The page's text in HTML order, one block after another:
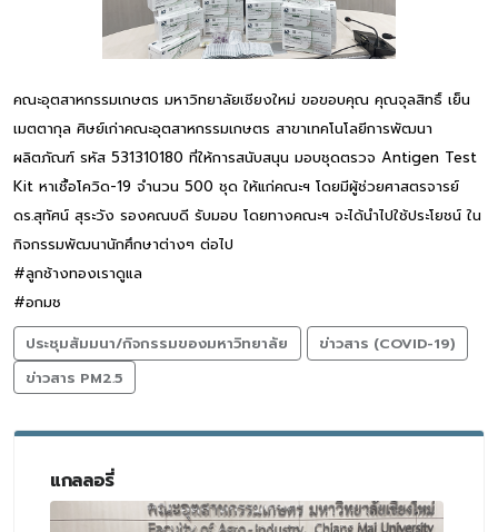
คณะอุตสาหกรรมเกษตร มหาวิทยาลัยเชียงใหม่ ขอขอบคุณ คุณจุลสิทธิ์ เย็น
เมตตากุล ศิษย์เก่าคณะอุตสาหกรรมเกษตร สาขาเทคโนโลยีการพัฒนา
ผลิตภัณฑ์ รหัส 531310180 ที่ให้การสนับสนุน มอบชุดตรวจ Antigen Test
Kit หาเชื้อโควิด-19 จำนวน 500 ชุด ให้แก่คณะฯ โดยมีผู้ช่วยศาสตรจารย์
ดร.สุทัศน์ สุระวัง รองคณบดี รับมอบ โดยทางคณะฯ จะได้นำไปใช้ประโยชน์ ใน
กิจกรรมพัฒนานักศึกษาต่างๆ ต่อไป
#ลูกช้างทองเราดูแล
#อกมช
ประชุมสัมมนา/กิจกรรมของมหาวิทยาลัย
ข่าวสาร (COVID-19)
ข่าวสาร PM2.5
แกลลอรี่